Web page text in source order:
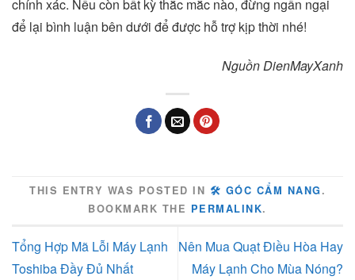
chính xác. Nếu còn bất kỳ thắc mắc nào, đừng ngần ngại
để lại bình luận bên dưới để được hỗ trợ kịp thời nhé!
Nguồn DienMayXanh
THIS ENTRY WAS POSTED IN 🛠️ GÓC CẨM NANG .
BOOKMARK THE PERMALINK.
Tổng Hợp Mã Lỗi Máy Lạnh
Toshiba Đầy Đủ Nhất
Nên Mua Quạt Điều Hòa Hay
Máy Lạnh Cho Mùa Nóng?